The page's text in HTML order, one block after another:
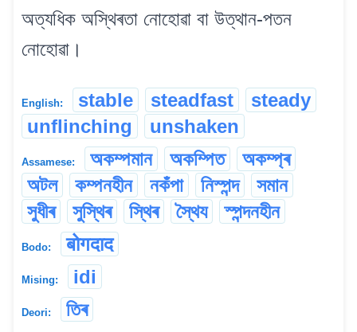
অত্যধিক অস্থিৰতা নোহোৱা বা উত্থান-পতন
নোহোৱা।
English: stable steadfast
steady
unflinching
unshaken
Assamese: অকম্পমান অকম্পিত
অকম্প্ৰ
অটল
কম্পনহীন নকঁপা নিস্পন্দ
সমান
সুধীৰ
সুস্থিৰ স্থিৰ স্থৈয স্পন্দনহীন
Bodo: बोगदाद
Mising: idi
Deori: তিৰ